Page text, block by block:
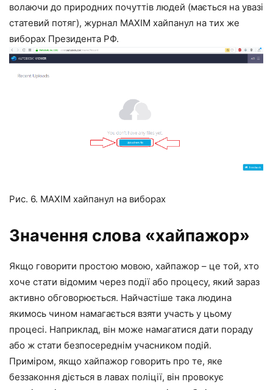
волаючи до природних почуттів людей (мається на увазі
статевий потяг), журнал MAXIM хайпанул на тих же
виборах Президента РФ.
Рис. 6. MAXIM хайпанул на виборах
Значення слова «хайпажор»
Якщо говорити простою мовою, хайпажор – це той, хто
хоче стати відомим через події або процесу, який зараз
активно обговорюється. Найчастіше така людина
якимось чином намагається взяти участь у цьому
процесі. Наприклад, він може намагатися дати пораду
або ж стати безпосереднім учасником подій.
Приміром, якщо хайпажор говорить про те, яке
беззаконня діється в лавах поліції, він провокує